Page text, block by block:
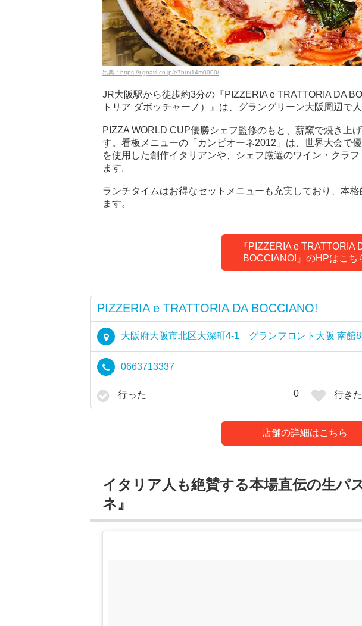
出典：https://r.gnavi.co.jp/e7hux14m0000/
JR大阪駅から徒歩約3分の『PIZZERIA e TRATTORIA DA
トリア ダボッチャーノ）』は、グラングリーン大阪周辺で
PIZZA WORLD CUP優勝シェフ監修のもと、薪窯で焼き上
す。看板メニューの「カンピオーネ2012」は、世界大会で
を使用した創作イタリアンや、シェフ厳選のワイン・クラ
ます。
ランチタイムはお得なセットメニューも充実しており、本
ます。
『PIZZERIA e TRATTORIA
BOCCIANO!』のHPはこち
PIZZERIA e TRATTORIA DA BOCCIANO!
大阪府大阪市北区大深町4-1 グランフロント大阪 南館
0663713337
行った 0 行き
店舗の詳細はこちら
イタリア人も絶賛する本場直伝の生パ
ネ』